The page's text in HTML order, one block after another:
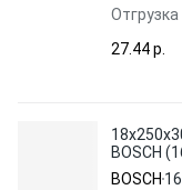
Отгрузка
27.44 p.
BOSCH
BOSCH